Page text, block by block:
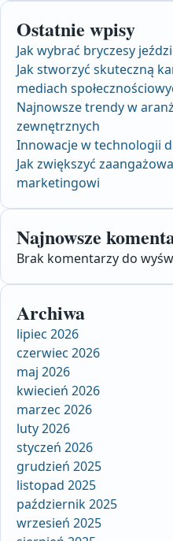
Ostatnie wpisy
Jak wybrać bryczesy
Jak stworzyć skuteczną
mediach
Najnowsze trendy w
zewnętrznych
Innowacje w technologii
Jak zwiększyć
marketingowi
Najnowsze
Brak komentarzy do
Archiwa
lipiec 2026
czerwiec 2026
maj 2026
kwiecień 2026
marzec 2026
luty 2026
styczeń 2026
grudzień 2025
listopad 2025
październik 2025
wrzesień 2025